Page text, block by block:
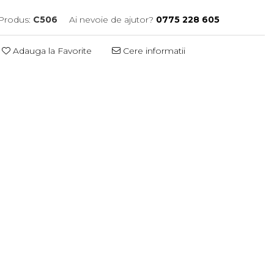
C506 Ai nevoie de ajutor? 0775 228 605
Adauga la Favorite Cere informatii